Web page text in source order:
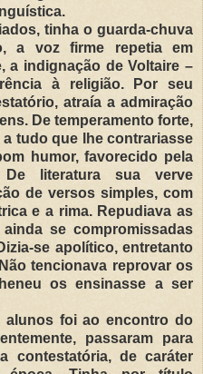
tinha o guarda-chuva
a voz firme repetia em
a indignação de Voltaire –
à religião. Por seu
atraía a admiração
De temperamento forte,
tudo que lhe contrariasse
humor, favorecido pela
literatura sua verve
de versos simples, com
e a rima. Repudiava as
se compromissadas
se apolítico, entretanto
tencionava reprovar os
os ensinasse a ser
alunos foi ao encontro do
passaram para
contestatória, de caráter